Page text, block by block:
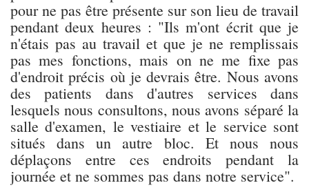
pour ne pas être présente sur son lieu de travail
pendant deux heures : "Ils m'ont écrit que je
n'étais pas au travail et que je ne remplissais
pas mes fonctions, mais on ne me fixe pas
d'endroit précis où je devrais être. Nous avons
des patients dans d'autres services dans
lesquels nous consultons, nous avons séparé la
salle d'examen, le vestiaire et le service sont
situés dans un autre bloc. Et nous nous
déplaçons entre ces endroits pendant la
journée et ne sommes pas dans notre service".